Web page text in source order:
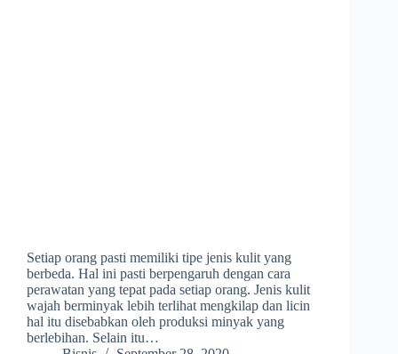
Setiap orang pasti memiliki tipe jenis kulit yang
berbeda. Hal ini pasti berpengaruh dengan cara
perawatan yang tepat pada setiap orang. Jenis kulit
wajah berminyak lebih terlihat mengkilap dan licin
hal itu disebabkan oleh produksi minyak yang
berlebihan. Selain itu…